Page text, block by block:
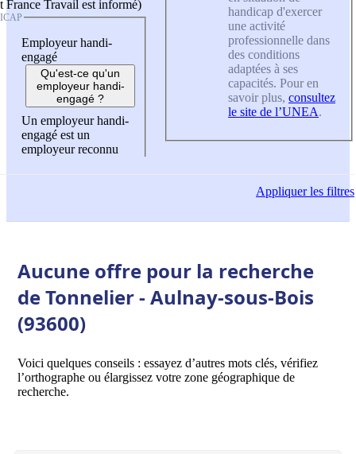
France Travail est informé)
Employeur handi-
engagé
Qu'est-ce qu'un
employeur handi-
engagé ?
Un employeur handi-
engagé est un
employeur reconnu
handicap d'exercer
une activité
professionnelle dans
des conditions
adaptées à ses
capacités. Pour en
savoir plus, consultez
le site de l’UNEA.
Appliquerles filtres
Aucune offre pour la recherche
de Tonnelier - Aulnay-sous-Bois
(93600)
Voici quelques conseils : essayez d’autres mots clés, vérifiez
l’orthographe ou élargissez votre zone géographique de
recherche.